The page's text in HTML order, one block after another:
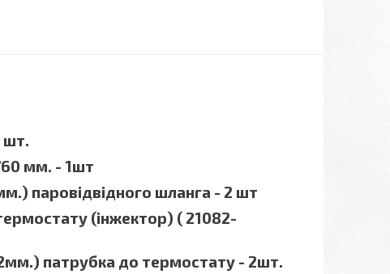
шт.
мм. - 1шт
паровідвідного шланга - 2 шт
(інжектор) ( 21082-
патрубка до термостату - 2шт.